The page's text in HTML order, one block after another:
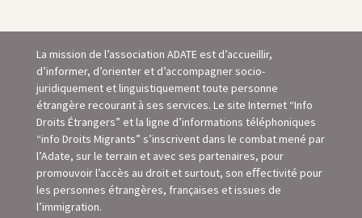
La mission de l’association ADATE est d’accueillir,
d’informer, d’orienter et d’accompagner socio-
juridiquement et linguistiquement toute personne
étrangère recourant à ses services. Le site Internet “Info
Droits Étrangers” et la ligne d’informations téléphoniques
“info Droits Migrants” s’inscrivent dans le combat mené par
l’Adate, sur le terrain et avec ses partenaires, pour
promouvoir l’accès au droit et surtout, son eﬀectivité pour
les personnes étrangères, françaises et issues de
l’immigration.